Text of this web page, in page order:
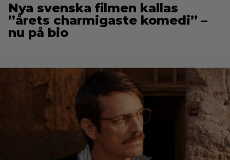
Nya svenska filmen kallas
”årets charmigaste komedi” –
nu på bio